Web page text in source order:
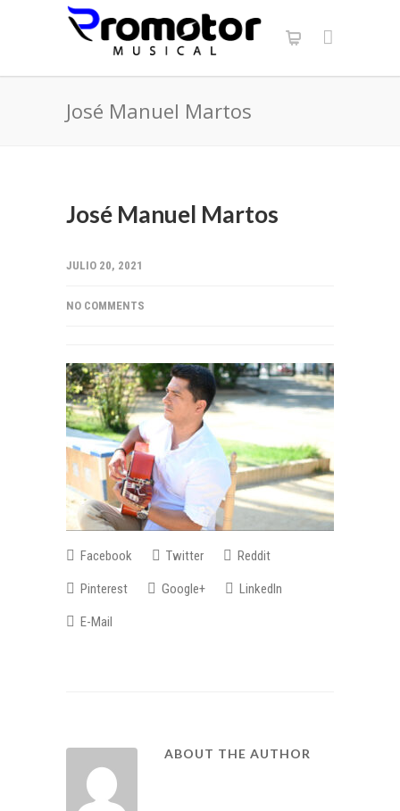
José Manuel Martos
José Manuel Martos
JULIO 20, 2021
NO COMMENTS
Facebook Twitter Reddit
Pinterest Google+ LinkedIn
E-Mail
ABOUT THE AUTHOR